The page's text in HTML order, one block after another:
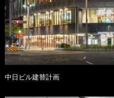
中日ビル建替計画